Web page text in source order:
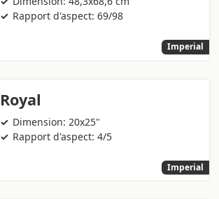
Rapport d'aspect: 69/98
Imperial
Royal
Dimension: 20x25"
Rapport d'aspect: 4/5
Imperial